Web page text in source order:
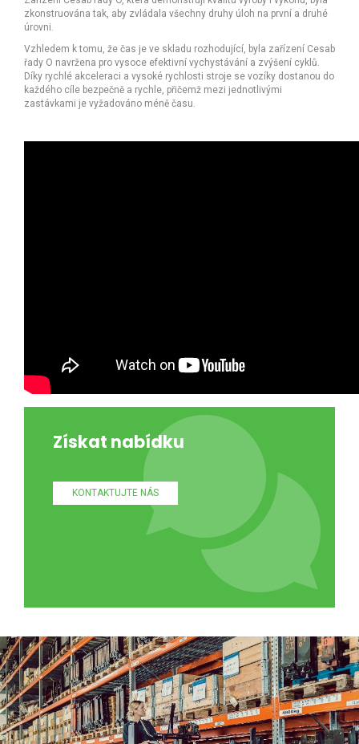
zkonstruována tak, aby zvládala všechny druhy úloh na první a druhé
úrovni.
Vzhledem k tomu, že čas je ve skladu rozhodující, byla zařízení Cesab
řady O navržena pro vysoce efektivní vychystávání a zvýšení cyklů.
Díky rychlé akceleraci a vysoké rychlosti stroje se vozíky dostanou do
každého cíle bezpečně a rychle, přičemž mezi jednotlivými
zastávkami je vyžadováno méně času.
Získat nabídku
KONTAKTUJTE NÁS